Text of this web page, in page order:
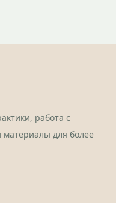
работа с
для более